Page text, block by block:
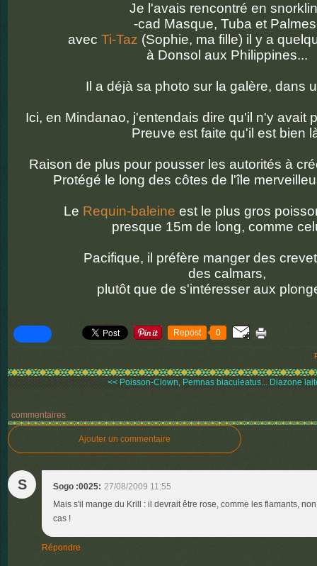
Je l'avais rencontré en
-cad Masque, Tuba et
avec Ti-Taz (Sophie, ma fille) il y a
à Donsol aux Philippines...
Il a déjà sa photo sur la galère, dans
Ici, en Mindanao, j'entendais dire qu'il n'y avait
Preuve est faite qu'il est bien
Raison de plus pour pousser les autorités à
Protégé le long des côtes de l'île
Le Requin-baleine est le plus gros
presque 15m de long, comme
Pacifique, il préfère manger des
des calmars,
plutôt que de s'intéresser aux
Repost 0
<< Poisson-Clown, Pemnas biaculeatus... Diazone
commentaires
Ajouter un commentaire
S Sogo :0025: 27/08/2009 11:55
Mais s'il mange du Krill : il devrait être rose, comme les flamants,
cas !
Répondre